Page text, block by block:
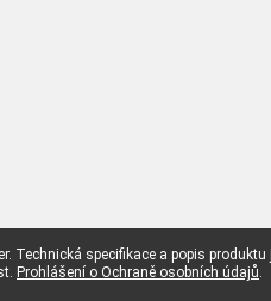
Technická specifikace a popis produktu
Prohlášení o Ochraně osobních údajů.